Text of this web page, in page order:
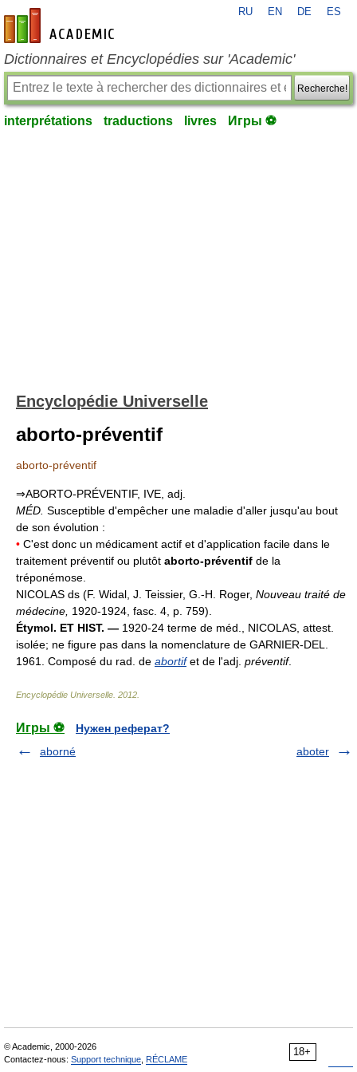
fr-academic.com
RU EN DE ES
Dictionnaires et Encyclopédies sur 'Academic'
Recherche!
interprétations traductions livres Игры ⚽
Encyclopédie Universelle
aborto-préventif
aborto-préventif
⇒ABORTO-PRÉVENTIF, IVE, adj.
MÉD. Susceptible d'empêcher une maladie d'aller jusqu'au bout
de son évolution :
• C'est donc un médicament actif et d'application facile dans le
traitement préventif ou plutôt aborto-préventif de la
tréponémose.
NICOLAS ds (F. Widal, J. Teissier, G.-H. Roger, Nouveau traité de
médecine, 1920-1924, fasc. 4, p. 759).
Étymol. ET HIST. — 1920-24 terme de méd., NICOLAS, attest.
isolée; ne figure pas dans la nomenclature de GARNIER-DEL.
1961. Composé du rad. de abortifet de l'adj. préventif.
Encyclopédie Universelle 2012
Игры ⚽
Нужен реферат?
aborné
aboter
18+
© Academic, 2000-2026
Contactez-nous: Support technique RÉCLAME